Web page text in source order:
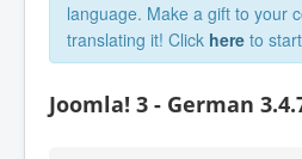
language. Make a gift to your
translating it! Click here to
Joomla! 3 - German